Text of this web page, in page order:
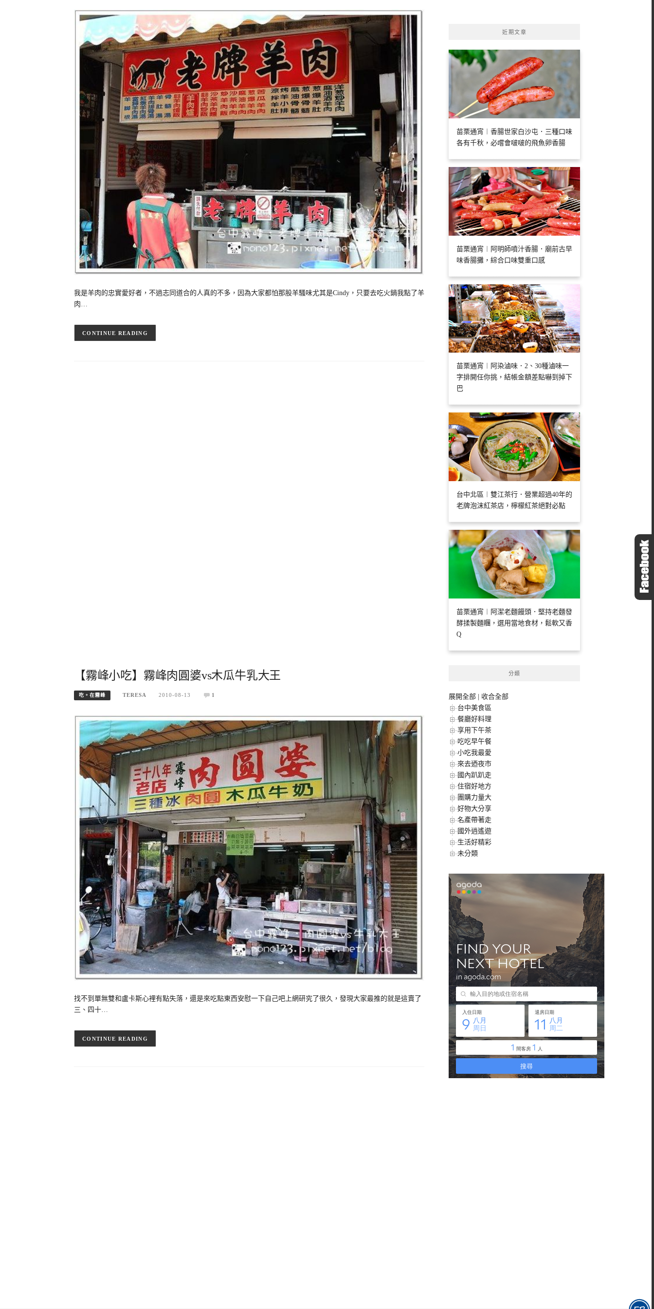
我是羊肉的忠實愛好者，不過志同道合的人真的不多，因為大家都怕那股羊騷味尤其是Cindy，只要去吃火鍋我點了羊
肉…
CONTINUE READING
【霧峰小吃】霧峰肉圓婆vs木瓜牛乳大王
吃。在霧峰 TERESA 2010-08-13 1
找不到單無雙和盧卡斯心裡有點失落，還是來吃點東西安慰一下自己吧上網研究了很久，發現大家最推的就是這賣了
三、四十…
CONTINUE READING
近期文章
苗栗通宵︱香腸世家白沙屯．三種口味
各有千秋，必嚐會啵啵的飛魚卵香腸
苗栗通宵︱阿明師噴汁香腸．廟前古早
味香腸攤，綜合口味雙重口感
苗栗通宵︱阿染滷味．2、30種滷味一
字排開任你挑，結帳金額差點嚇到掉下
巴
台中北區︱雙江茶行．營業超過40年的
老牌泡沫紅茶店，檸檬紅茶絕對必點
苗栗通宵︱阿潔老麵饅頭．堅持老麵發
酵揉製麵糰，選用當地食材，鬆軟又香
Q
分類
展開全部
收合全部
台中美食區
餐廳好料理
享用下午茶
吃吃早午餐
小吃我最愛
來去迺夜市
國內趴趴走
住宿好地方
團購力量大
好物大分享
名產帶著走
國外逍遙遊
生活好精彩
未分類